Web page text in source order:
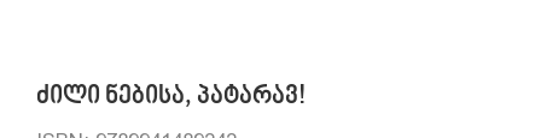
ძილი ნებისა, პატარავ!